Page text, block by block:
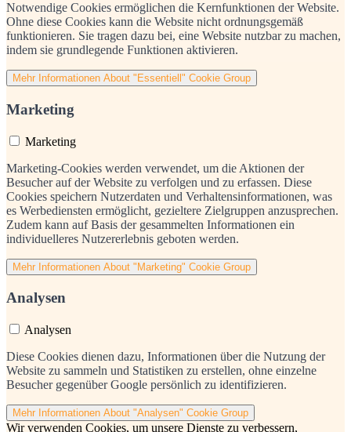
Notwendige Cookies ermöglichen die Kernfunktionen der Website.
Ohne diese Cookies kann die Website nicht ordnungsgemäß
funktionieren. Sie tragen dazu bei, eine Website nutzbar zu machen,
indem sie grundlegende Funktionen aktivieren.
Mehr Informationen About "Essentiell" Cookie Group
Marketing
Marketing
Marketing-Cookies werden verwendet, um die Aktionen der
Besucher auf der Website zu verfolgen und zu erfassen. Diese
Cookies speichern Nutzerdaten und Verhaltensinformationen, was
es Werbediensten ermöglicht, gezieltere Zielgruppen anzusprechen.
Zudem kann auf Basis der gesammelten Informationen ein
individuelleres Nutzererlebnis geboten werden.
Mehr Informationen About "Marketing" Cookie Group
Analysen
Analysen
Diese Cookies dienen dazu, Informationen über die Nutzung der
Website zu sammeln und Statistiken zu erstellen, ohne einzelne
Besucher gegenüber Google persönlich zu identifizieren.
Mehr Informationen About "Analysen" Cookie Group
Wir verwenden Cookies, um unsere Dienste zu verbessern,